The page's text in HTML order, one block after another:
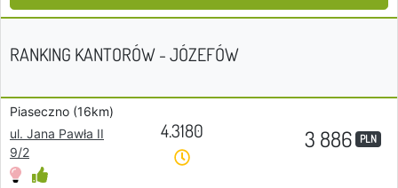
RANKING KANTORÓW - JÓZEFÓW
Piaseczno (16km)
ul. Jana Pawła II
9/2
4.3180 3 886 PLN